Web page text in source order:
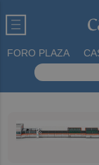
FORO PLAZA